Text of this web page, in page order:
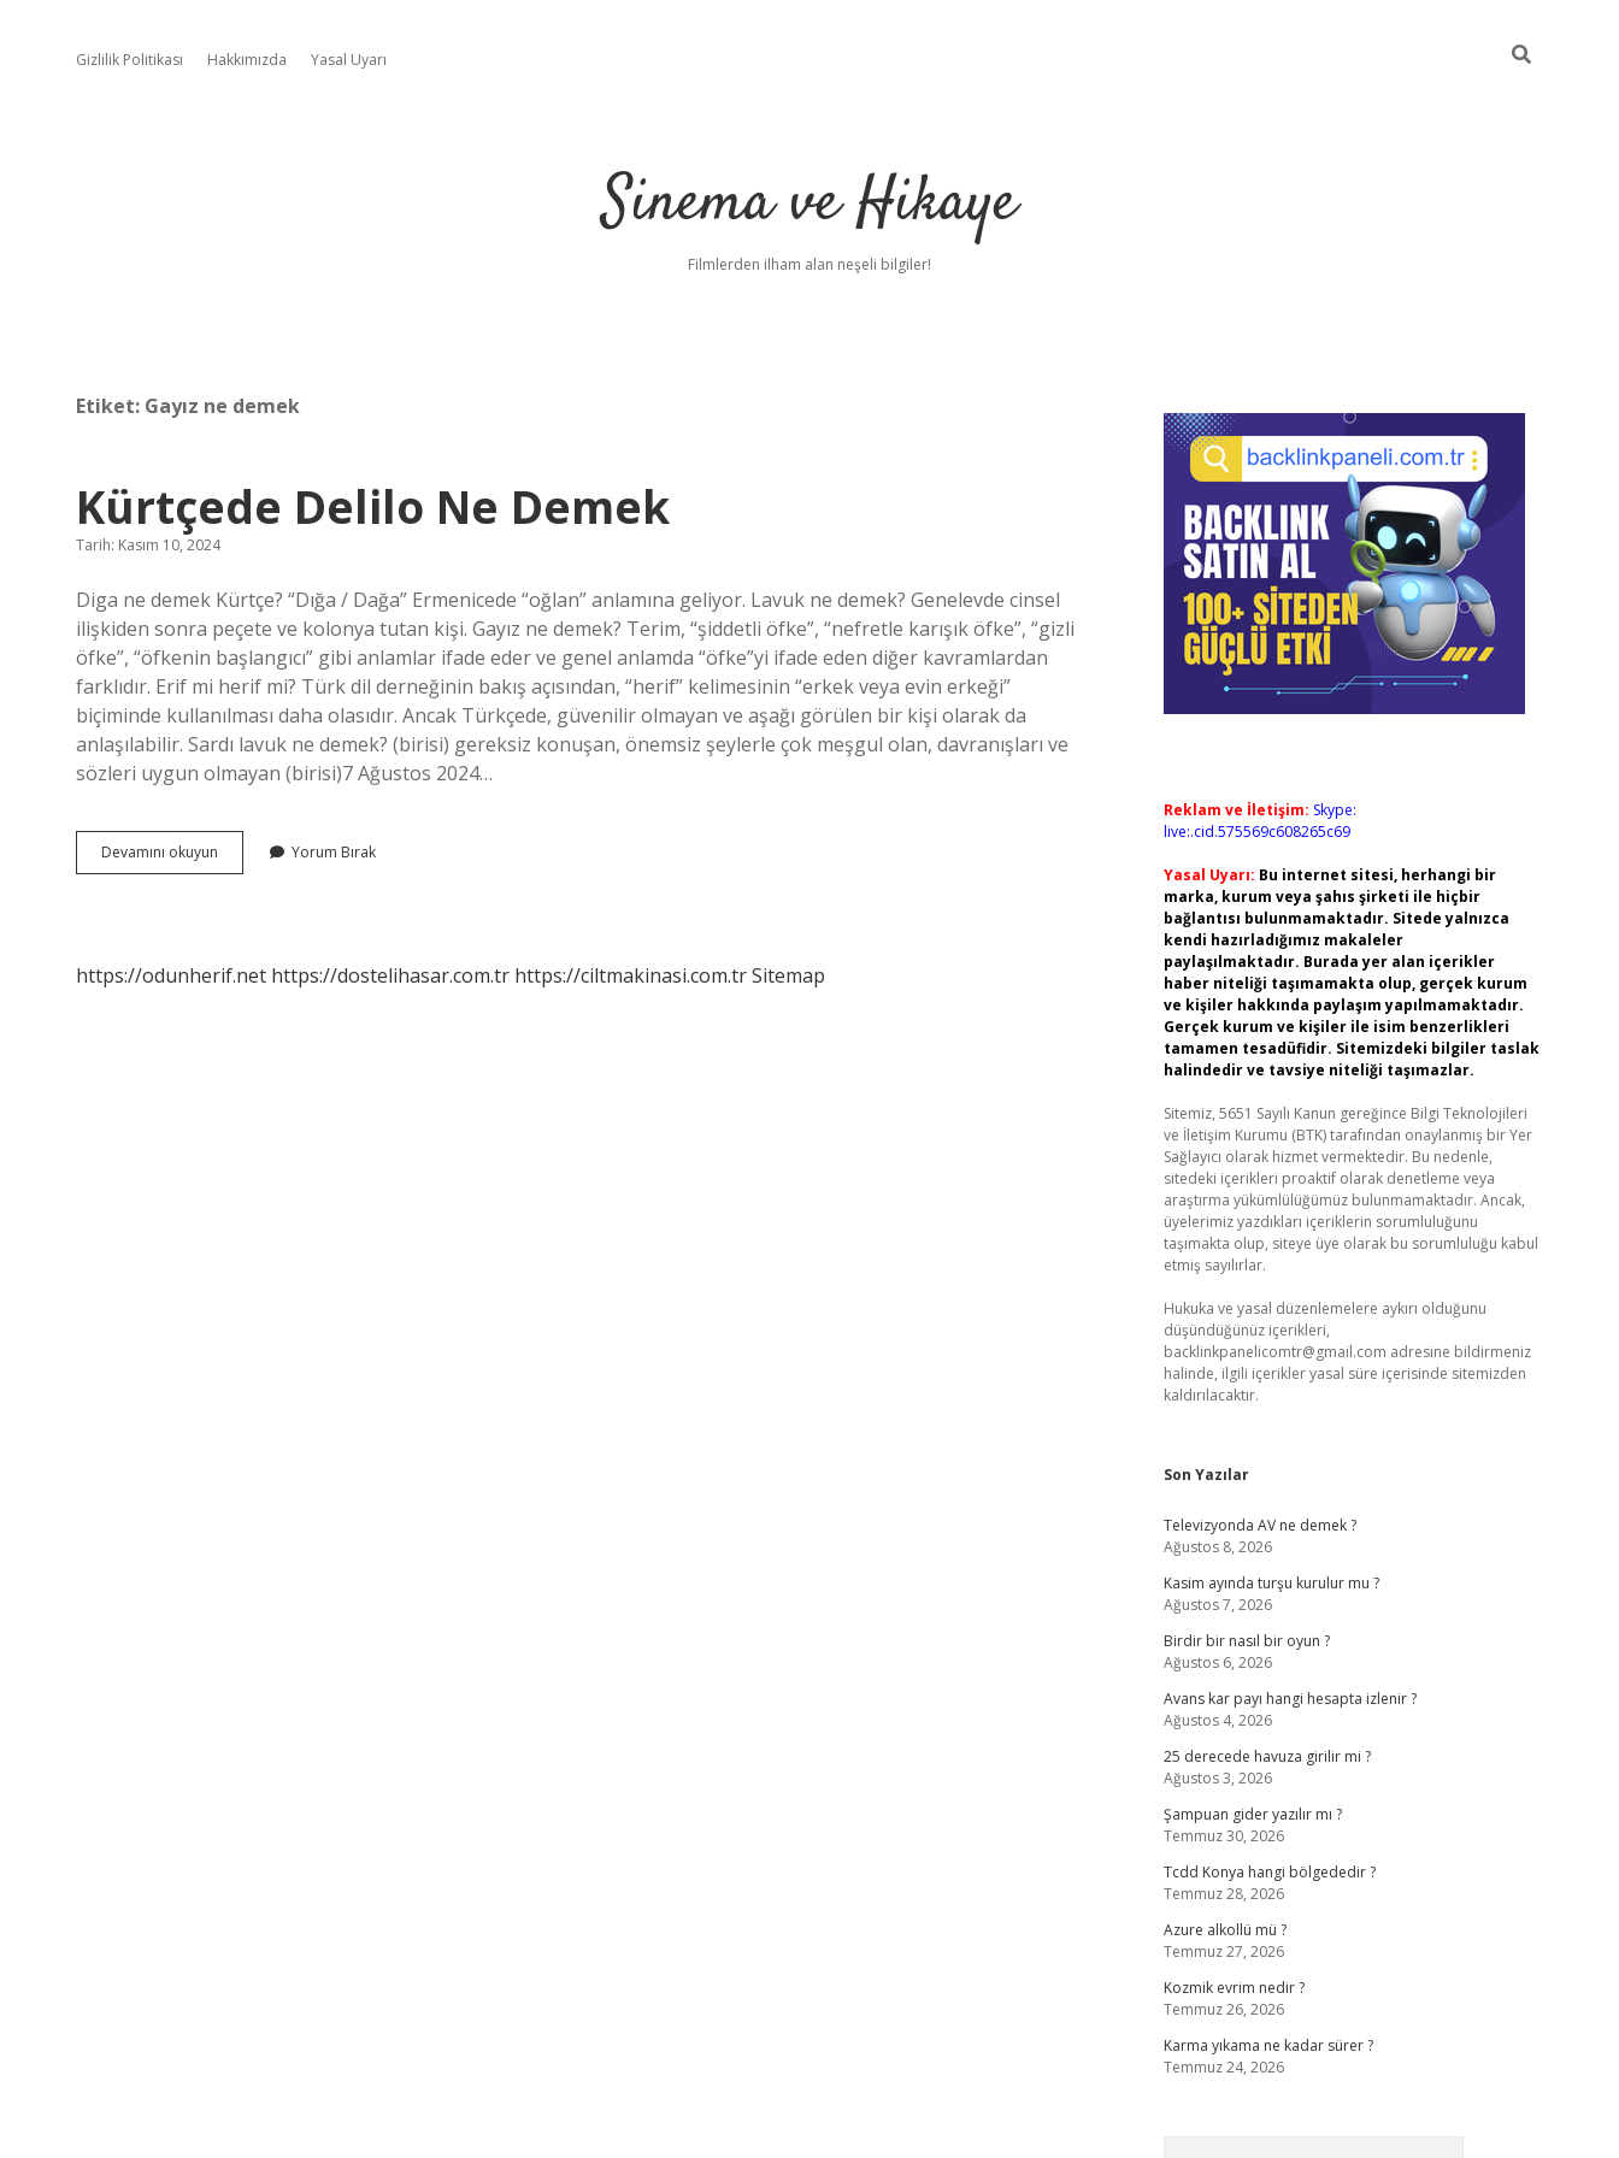
Gizlilik Politikası Hakkımızda Yasal Uyarı
Sinema ve Hikaye
Filmlerden ilham alan neşeli bilgiler!
Etiket: Gayız ne demek
Kürtçede Delilo Ne Demek
Tarih: Kasım 10, 2024
Diga ne demek Kürtçe? “Dığa / Dağa” Ermenicede “oğlan” anlamına geliyor. Lavuk ne demek? Genelevde cinsel
ilişkiden sonra peçete ve kolonya tutan kişi. Gayız ne demek? Terim, “şiddetli öfke”, “nefretle karışık öfke”, “gizli
öfke”, “öfkenin başlangıcı” gibi anlamlar ifade eder ve genel anlamda “öfke”yi ifade eden diğer kavramlardan
farklıdır. Erif mi herif mi? Türk dil derneğinin bakış açısından, “herif” kelimesinin “erkek veya evin erkeği”
biçiminde kullanılması daha olasıdır. Ancak Türkçede, güvenilir olmayan ve aşağı görülen bir kişi olarak da
anlaşılabilir. Sardı lavuk ne demek? (birisi) gereksiz konuşan, önemsiz şeylerle çok meşgul olan, davranışları ve
sözleri uygun olmayan (birisi)7 Ağustos 2024…
Devamını okuyun Kürtçede
Delilo
Yorum Bırak
https://odunherif.net https://dostelihasar.com.tr https://ciltmakinasi.com.trSitemap
Sidebar
Reklam ve İletişim: Skype:
live:.cid.575569c608265c69
Yasal Uyarı: Bu internet sitesi, herhangi bir
marka, kurum veya şahıs şirketi ile hiçbir
bağlantısı bulunmamaktadır. Sitede yalnızca
kendi hazırladığımız makaleler
paylaşılmaktadır. Burada yer alan içerikler
haber niteliği taşımamakta olup, gerçek kurum
ve kişiler hakkında paylaşım yapılmamaktadır.
Gerçek kurum ve kişiler ile isim benzerlikleri
tamamen tesadüfidir. Sitemizdeki bilgiler taslak
halindedir ve tavsiye niteliği taşımazlar.
Sitemiz, 5651 Sayılı Kanun gereğince Bilgi Teknolojileri
ve İletişim Kurumu (BTK) tarafından onaylanmış bir Yer
Sağlayıcı olarak hizmet vermektedir. Bu nedenle,
sitedeki içerikleri proaktif olarak denetleme veya
araştırma yükümlülüğümüz bulunmamaktadır. Ancak,
üyelerimiz yazdıkları içeriklerin sorumluluğunu
taşımakta olup, siteye üye olarak bu sorumluluğu kabul
etmiş sayılırlar.
Hukuka ve yasal düzenlemelere aykırı olduğunu
düşündüğünüz içerikleri,
backlinkpanelicomtr@gmail.com adresine bildirmeniz
halinde, ilgili içerikler yasal süre içerisinde sitemizden
kaldırılacaktır.
Son Yazılar
Televizyonda AV ne demek ?
Ağustos 8, 2026
Kasim ayında turşu kurulur mu ?
Ağustos 7, 2026
Birdir bir nasıl bir oyun ?
Ağustos 6, 2026
Avans kar payı hangi hesapta izlenir ?
Ağustos 4, 2026
25 derecede havuza girilir mi ?
Ağustos 3, 2026
Şampuan gider yazılır mı ?
Temmuz 30, 2026
Tcdd Konya hangi bölgededir ?
Temmuz 28, 2026
Azure alkollü mü ?
Temmuz 27, 2026
Kozmik evrim nedir ?
Temmuz 26, 2026
Karma yıkama ne kadar sürer ?
Temmuz 24, 2026